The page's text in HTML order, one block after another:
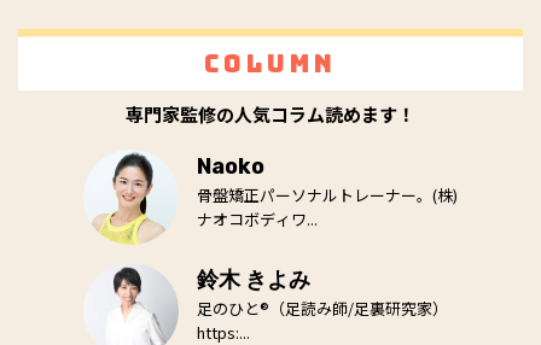
Column
専門家監修の人気コラム読めます！
Naoko
骨盤矯正パーソナルトレーナー。(株)
ナオコボディワ...
鈴木 きよみ
足のひと®（足読み師/足裏研究家）
https:...